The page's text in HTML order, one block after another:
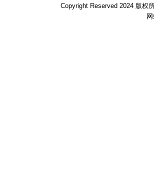
Copyright Reserved 2024 版